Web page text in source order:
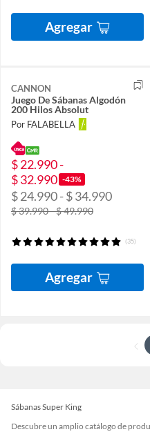
Agregar
CANNON
Juego De Sábanas Algodón
200 Hilos Absolut
Por FALABELLA
$ 22.990 -
$ 32.990 -43%
$ 24.990 - $ 34.990
$ 39.990 - $ 49.990
(35)
Agregar
Sábanas Super King
Descubre un amplio catálogo de